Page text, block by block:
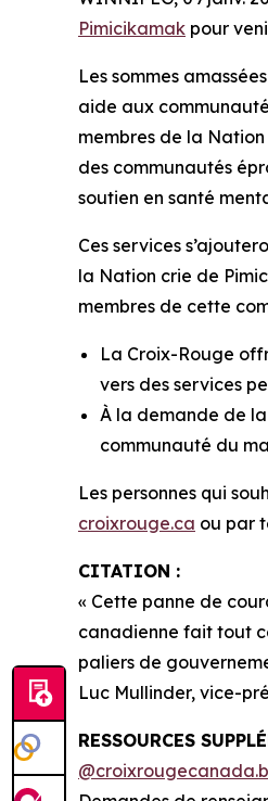
Pimicikamak pour
Les sommes
aide aux
membres de la
des communautés
soutien en santé
Ces services
la Nation crie de
membres de cette
La Croix-Rouge
vers des services
À la demande de
communauté du
Les personnes qui
croixrouge.ca ou par
CITATION :
« Cette panne de
canadienne fait tout
paliers de
Luc Mullinder, vice-
RESSOURCES